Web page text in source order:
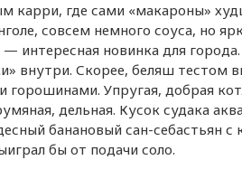
карри, где сами «макароны»
совсем немного соуса, но
интересная новинка для города.
внутри. Скорее, беляш тестом
Упругая, добрая
дельная. Кусок судака
банановый сан-себастьян с
бы от подачи соло.